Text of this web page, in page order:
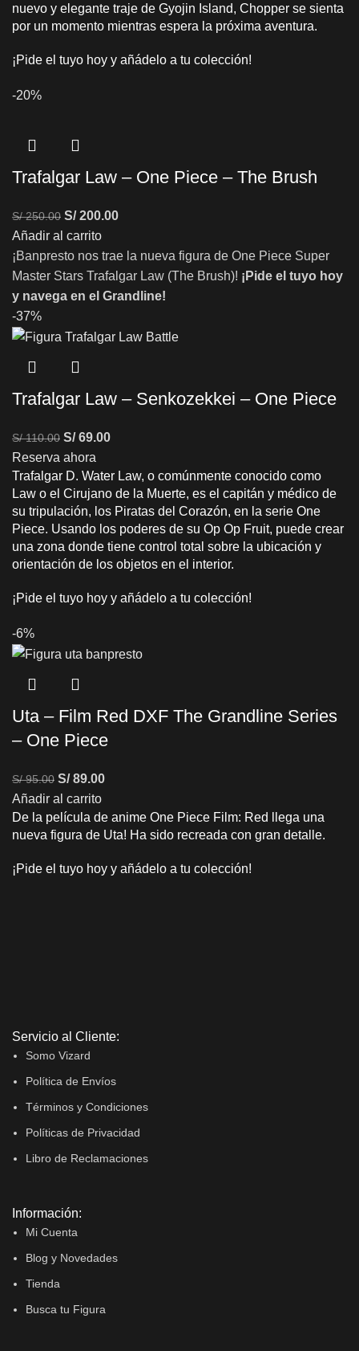
nuevo y elegante traje de Gyojin Island, Chopper se sienta
por un momento mientras espera la próxima aventura.
¡Pide el tuyo hoy y añádelo a tu colección!
-20%
Trafalgar Law – One Piece – The Brush
S/250.00 S/200.00
Añadir al carrito
¡Banpresto nos trae la nueva figura de One Piece Super
Master Stars Trafalgar Law (The Brush)! ¡Pide el tuyo hoy
y navega en el Grandline!
-37%
Trafalgar Law – Senkozekkei – One Piece
S/110.00 S/69.00
Reserva ahora
Trafalgar D. Water Law, o comúnmente conocido como
Law o el Cirujano de la Muerte, es el capitán y médico de
su tripulación, los Piratas del Corazón, en la serie One
Piece. Usando los poderes de su Op Op Fruit, puede crear
una zona donde tiene control total sobre la ubicación y
orientación de los objetos en el interior.
¡Pide el tuyo hoy y añádelo a tu colección!
-6%
Uta – Film Red DXF The Grandline Series
– One Piece
S/95.00 S/89.00
Añadir al carrito
De la película de anime One Piece Film: Red llega una
nueva figura de Uta! Ha sido recreada con gran detalle.
¡Pide el tuyo hoy y añádelo a tu colección!
Servicio al Cliente:
Somo Vizard
Política de Envíos
Términos y Condiciones
Políticas de Privacidad
Libro de Reclamaciones
Información:
Mi Cuenta
Blog y Novedades
Tienda
Busca tu Figura